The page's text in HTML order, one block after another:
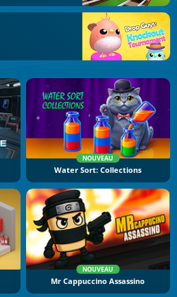
NOUVEAU
Water Sort: Collections
NOUVEAU
Mr Cappuccino Assassino